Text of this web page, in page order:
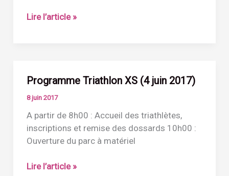
Programme
2017)
Lire l’article »
Programme Triathlon XS (4 juin 2017)
8 juin 2017
A partir de 8h00 : Accueil des triathlètes,
inscriptions et remise des dossards 10h00 :
Ouverture du parc à matériel
Programme
Lire l’article »